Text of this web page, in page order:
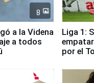
8
a la Videna
a todos
Liga 1:
por el